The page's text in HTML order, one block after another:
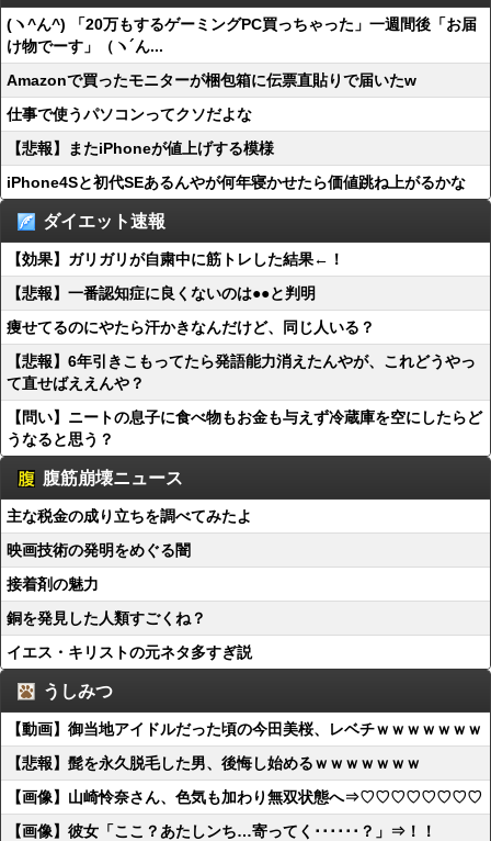
(ヽ^ん^) 「20万もするゲーミングPC買っちゃった」一週間後「お届
け物でーす」（ヽ´ん...
Amazonで買ったモニターが梱包箱に伝票直貼りで届いたw
仕事で使うパソコンってクソだよな
【悲報】またiPhoneが値上げする模様
iPhone4Sと初代SEあるんやが何年寝かせたら価値跳ね上がるかな
ダイエット速報
【効果】ガリガリが自粛中に筋トレした結果←！
【悲報】一番認知症に良くないのは●●と判明
痩せてるのにやたら汗かきなんだけど、同じ人いる？
【悲報】6年引きこもってたら発語能力消えたんやが、これどうやっ
て直せばええんや？
【問い】ニートの息子に食べ物もお金も与えず冷蔵庫を空にしたらど
うなると思う？
腹筋崩壊ニュース
主な税金の成り立ちを調べてみたよ
映画技術の発明をめぐる闇
接着剤の魅力
銅を発見した人類すごくね？
イエス・キリストの元ネタ多すぎ説
うしみつ
【動画】御当地アイドルだった頃の今田美桜、レベチｗｗｗｗｗｗｗ
【悲報】髭を永久脱毛した男、後悔し始めるｗｗｗｗｗｗｗ
【画像】山崎怜奈さん、色気も加わり無双状態へ⇒♡♡♡♡♡♡♡♡
【画像】彼女「ここ？あたしンち…寄ってく･･････？」⇒！！